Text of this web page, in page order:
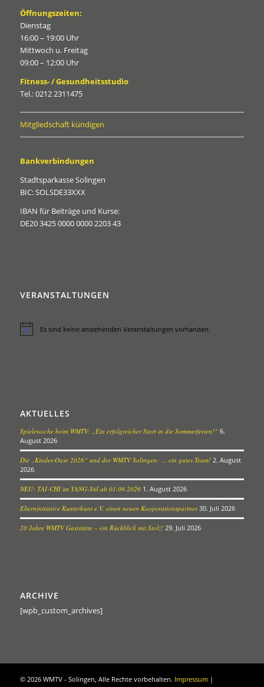
Öffnungszeiten:
Dienstag
16:00 – 19:00 Uhr
Mittwoch u. Freitag
09:00 – 12:00 Uhr
Fitness- / Gesundheitsstudio
Tel.: 0212 2311475
Mitgliedschaft kündigen
Bankverbindungen
Stadtsparkasse Solingen
BIC: SOLSDE33XXX
IBAN für Beiträge und Kurse:
DE20 3425 0000 0000 2203 43
VERANSTALTUNGEN
HinweisEs sind keine anstehenden Veranstaltungen vorhanden.
AKTUELLES
Spielewoche beim WMTV: „Ein erfolgreicher Start in die Sommerferien!“ 6.
August 2026
Die „Kinder-Oase 2026“ und der WMTV Solingen: … ein gutes Team! 2. August
2026
NEU: TAI-CHI im YANG-Stil ab 01.09.2026 1. August 2026
Elterninitiative Kunterbunt e.V. einen neuen Kooperationspartner 30. Juli 2026
20 Jahre WMTV Gaststätte – ein Rückblick mit Stolz! 29. Juli 2026
ARCHIVE
[wpb_custom_archives]
© 2026 WMTV - Solingen, Alle Rechte vorbehalten. Impressum|